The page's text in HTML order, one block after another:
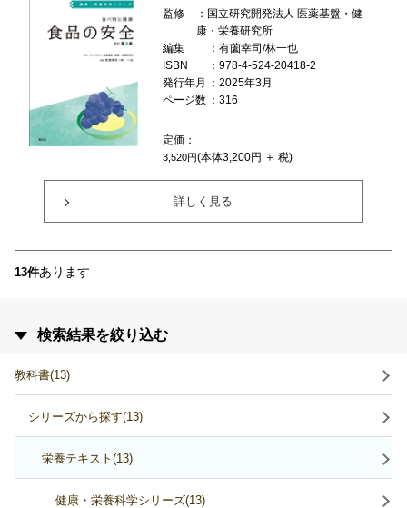
監修
：国立研究開発法人 医薬基盤・健
康・栄養研究所
編集
：有薗幸司/林一也
ISBN
：978-4-524-20418-2
発行年月
：2025年3月
ページ数 ：316
定価：
3,520円(本体3,200円 ＋ 税)
詳しく見る
13件あります
検索結果を絞り込む
教科書(13)
シリーズから探す(13)
栄養テキスト(13)
健康・栄養科学シリーズ(13)